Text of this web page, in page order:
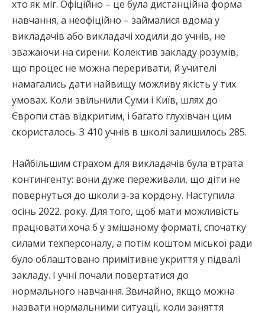
хто як міг. Офіційно – це була дистанційна форма
навчання, а неофіційно – займалися вдома у
викладачів або викладачі ходили до учнів, не
зважаючи на сирени. Колектив закладу розумів,
що процес не можна переривати, й учителі
намагались дати найвищу можливу якість у тих
умовах. Коли звільнили Суми і Київ, шлях до
Європи став відкритим, і багато глухівчан цим
скористалось. З 410 учнів в школі залишилось 285.
Найбільшим страхом для викладачів була втрата
контингенту: вони дуже переживали, що діти не
повернуться до школи з-за кордону. Наступила
осінь 2022. року. Для того, щоб мати можливість
працювати хоча б у змішаному форматі, спочатку
силами техперсоналу, а потім коштом міської ради
було облаштовано примітивне укриття у підвалі
закладу. І учні почали повертатися до
нормального навчання. Звичайно, якщо можна
назвати нормальними ситуації, коли заняття